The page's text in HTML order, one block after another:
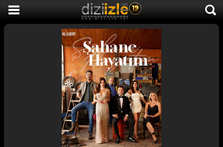
SON EKLENEN DİZİLER